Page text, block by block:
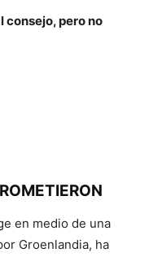
consejo, pero no
en medio de una
Groenlandia, ha